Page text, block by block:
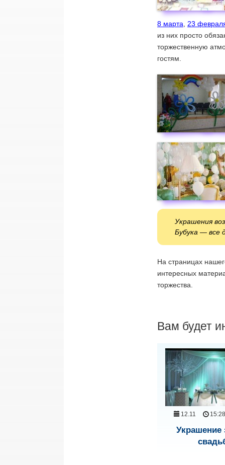
8 марта
23
из них просто
торжественную
гостям.
Украшения
Бубука — все
На страницах
интересных
торжества.
Вам будет
12.11
Украшение